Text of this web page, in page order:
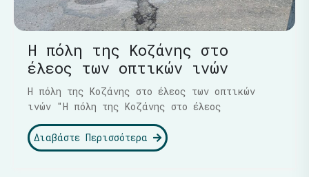
Η πόλη της Κοζάνης στο
έλεος των οπτικών ινών
Η πόλη της Κοζάνης στο έλεος των οπτικών
ινών "Η πόλη της Κοζάνης στο έλεος
Διαβάστε Περισσότερα